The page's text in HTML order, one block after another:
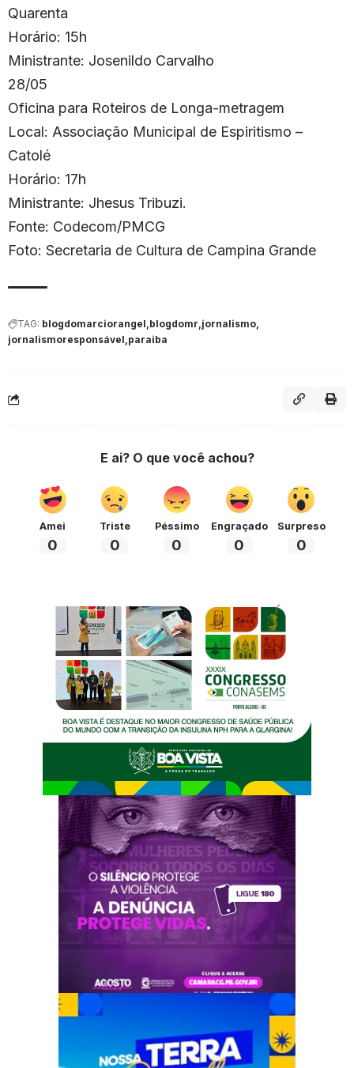
Quarenta
Horário: 15h
Ministrante: Josenildo Carvalho
28/05
Oficina para Roteiros de Longa-metragem
Local: Associação Municipal de Espiritismo –
Catolé
Horário: 17h
Ministrante: Jhesus Tribuzi.
Fonte: Codecom/PMCG
Foto: Secretaria de Cultura de Campina Grande
TAG: blogdomarciorangel blogdomr jornalismo
jornalismoresponsável paraiba
E ai? O que você achou?
Amei
0
Triste
0
Péssimo
0
Engraçado
0
Surpreso
0